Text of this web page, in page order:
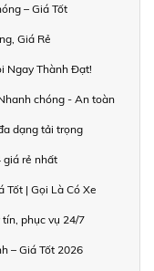
– Giá Tốt
Giá Rẻ
Ngay Thành Đạt!
chóng - An toàn
dạng tải trọng
giá rẻ nhất
Tốt | Gọi Là Có Xe
phục vụ 24/7
– Giá Tốt 2026